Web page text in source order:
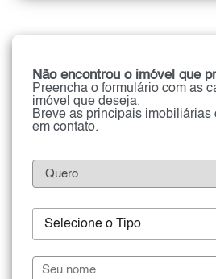
Não encontrou o imóvel que
Preencha o formulário com as
imóvel que deseja.
Breve as principais imobiliárias
em contato.
Selecione o Tipo